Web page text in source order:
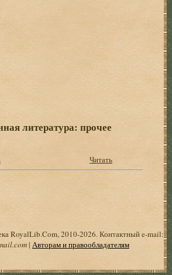
литература: прочее
Читать
RoyalLib.Com, 2010-2026. Контактный e-mail:
| Авторам и правообладателям